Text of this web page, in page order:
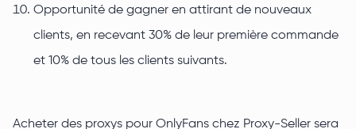
Opportunité de gagner en attirant de nouveaux
clients, en recevant 30% de leur première commande
et 10% de tous les clients suivants.
Acheter des proxys pour OnlyFans chez Proxy-Seller sera